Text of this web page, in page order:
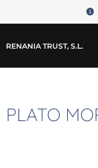
RENANIA TRUST, S.L.
PLATO